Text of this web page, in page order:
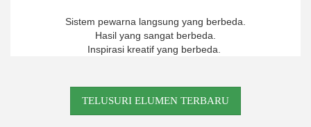
Sistem pewarna langsung yang berbeda.
Hasil yang sangat berbeda.
Inspirasi kreatif yang berbeda
TELUSURI ELUMEN TERBARU